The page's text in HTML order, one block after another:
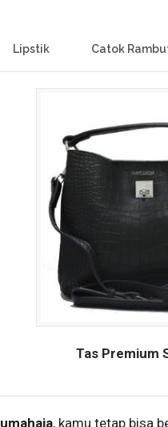
Lipstik Catok
Tas Premium
, kamu tetap bisa